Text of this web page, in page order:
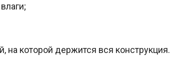
на которой держится вся конструкция.